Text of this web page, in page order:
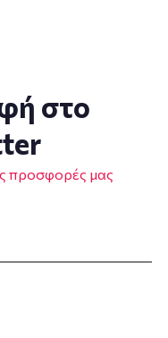
στο
προσφορές μας